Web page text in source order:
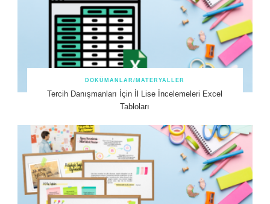
DOKÜMANLAR/MATERYALLER
Tercih Danışmanları İçin İl Lise İncelemeleri Excel
Tabloları